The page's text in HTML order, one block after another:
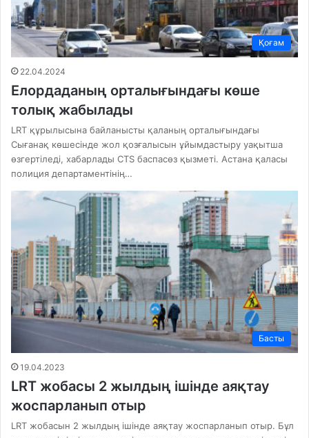
Қоғам
22.04.2024
Елордаданың орталығындағы көше
толық жабылады
LRT құрылысына байланысты қаланың орталығындағы
Сығанақ көшесінде жол қозғалысын ұйымдастыру уақытша
өзгертіледі, хабарлады CTS баспасөз қызметі. Астана қаласы
полиция департаментінің…
Басты
19.04.2023
LRT жобасы 2 жылдың ішінде аяқтау
жоспарланып отыр
LRT жобасын 2 жылдың ішінде аяқтау жоспарланып отыр. Бұл